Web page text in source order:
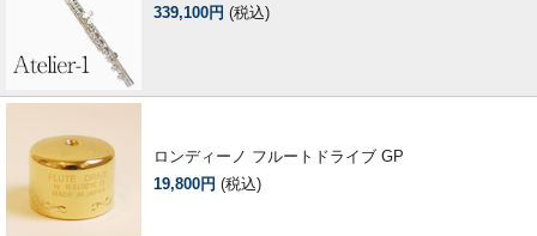
339,100円 (税込)
ロンディーノ フルートドライブ GP
19,800円 (税込)